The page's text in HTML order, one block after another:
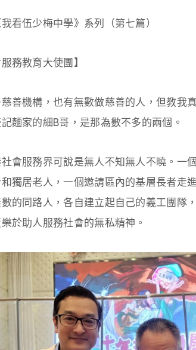
看伍少梅中學》系列（第七篇）
務教育大使團】
善機構，也有無數做慈善的人，但教我
麵家的細B哥，是那為數不多的兩個。
會服務界可說是無人不知無人不曉。一
獨居老人，一個邀請區內的基層長者走
的同路人，各自建立起自己的義工團隊
於助人服務社會的無私精神。